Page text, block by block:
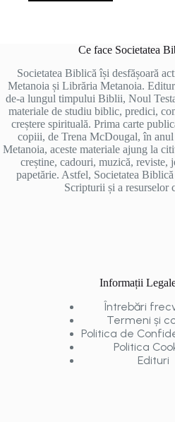
Ce face Societatea
Societatea Biblică își desfășoară
Metanoia și Librăria Metanoia.
de-a lungul timpului Biblii, Noul
materiale de studiu biblic, predici,
creștere spirituală. Prima carte
copiii, de Trena McDougal, în
Metanoia, aceste materiale ajung la
creștine, cadouri, muzică, reviste,
papetărie. Astfel, Societatea
Scripturii și a resurselor
Informații
Întrebări
Termeni și
Politica de
Politica
Edituri